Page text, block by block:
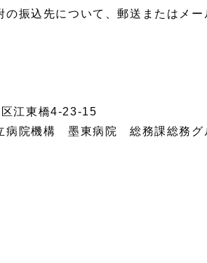
振込先について、郵送またはメー
江東橋4-23-15
病院機構 墨東病院 総務課総務グ